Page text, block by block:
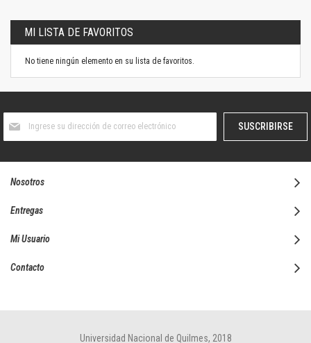
MI LISTA DE FAVORITOS
No tiene ningún elemento en su lista de favoritos.
boletín
SUSCRIBIRSE
Nosotros
Entregas
Mi Usuario
Contacto
Universidad Nacional de Quilmes, 2018